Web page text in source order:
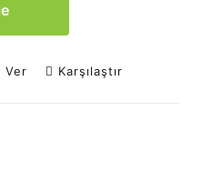
Ver Karşılaştır